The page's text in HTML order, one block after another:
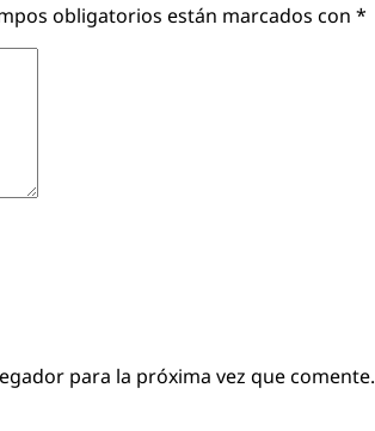
obligatorios están marcados con *
para la próxima vez que comente.